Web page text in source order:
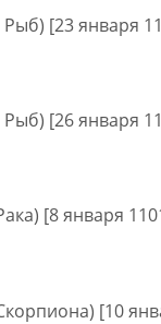
[23 января
[26 января
[8 января
[10